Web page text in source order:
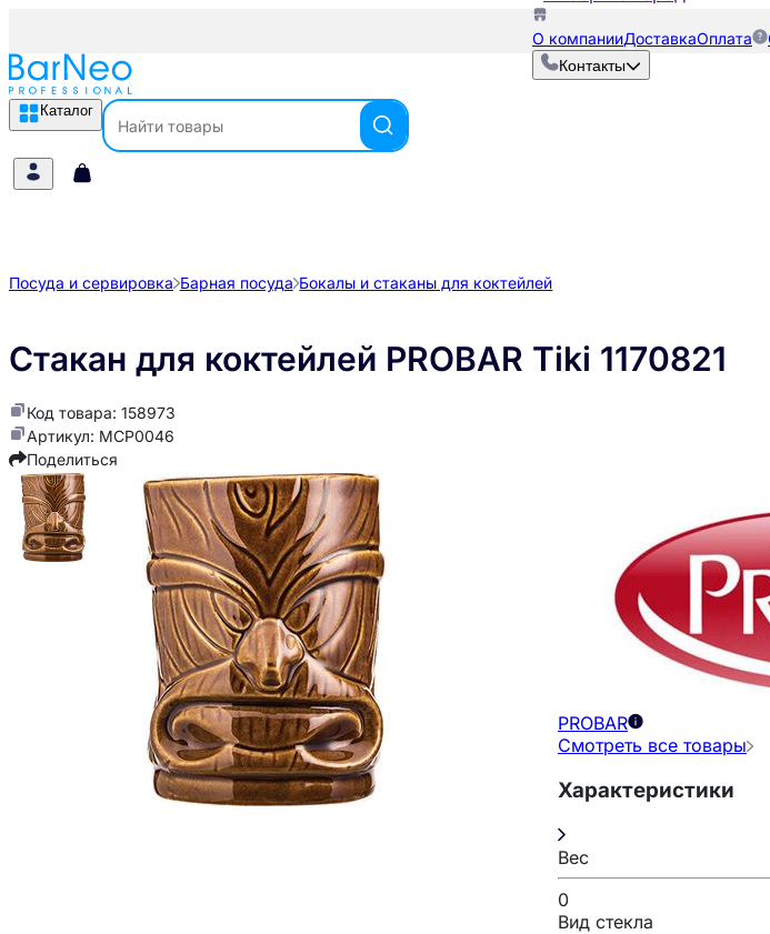
О компанииДоставкаОплата
Контакты
Каталог
Посуда и сервировка Барная посуда Бокалы и стаканы для коктейлей
Стакан для коктейлей PROBAR Tiki 1170821
Код товара: 158973
Артикул: MCP0046
Поделиться
PROBAR
Смотреть все товары
Характеристики
Вес
0
Вид стекла